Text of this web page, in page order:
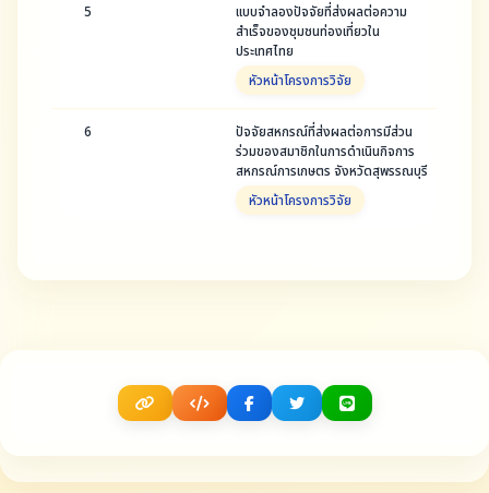
5
แบบจำลองปัจจัยที่ส่งผลต่อความ
สำเร็จของชุมชนท่องเที่ยวใน
ประเทศไทย
หัวหน้าโครงการวิจัย
6
ปัจจัยสหกรณ์ที่ส่งผลต่อการมีส่วน
ร่วมของสมาชิกในการดำเนินกิจการ
สหกรณ์การเกษตร จังหวัดสุพรรณบุรี
หัวหน้าโครงการวิจัย